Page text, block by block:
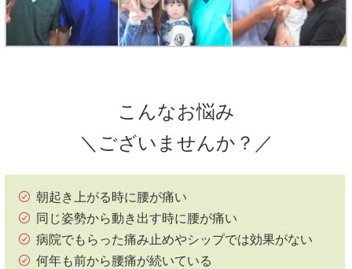
こんなお悩み
＼ございませんか？／
朝起き上がる時に腰が痛い
同じ姿勢から動き出す時に腰が痛い
病院でもらった痛み止めやシップでは効果がない
何年も前から腰痛が続いている